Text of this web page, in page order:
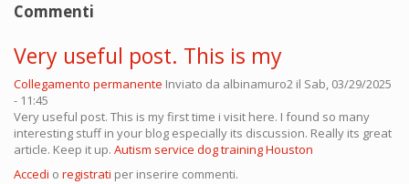
Commenti
Very useful post. This is my
Collegamento permanente Inviato da albinamuro2 il Sab, 03/29/2025
- 11:45
Very useful post. This is my first time i visit here. I found so many
interesting stuff in your blog especially its discussion. Really its great
article. Keep it up. Autism service dog training Houston
Accedi o registrati per inserire commenti.